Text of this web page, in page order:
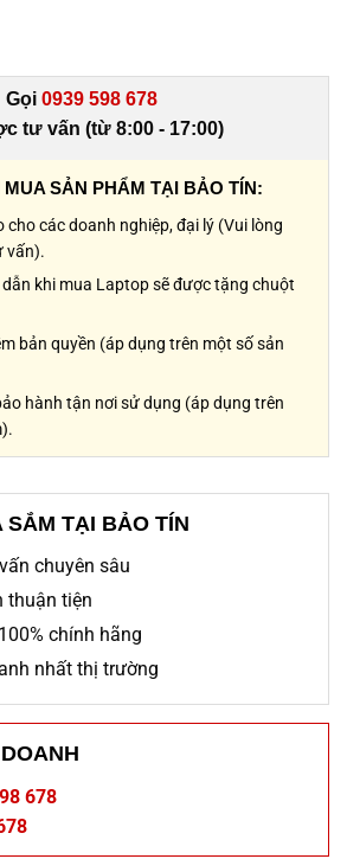
Gọi 0939 598 678
tư vấn (từ 8:00 - 17:00)
SẢN PHẨM TẠI BẢO TÍN:
cho các doanh nghiệp, đại lý (Vui lòng
vấn).
khi mua Laptop sẽ được tặng chuột
bản quyền (áp dụng trên một số sản
hành tận nơi sử dụng (áp dụng trên
SẮM TẠI BẢO TÍN
chuyên sâu
thuận tiện
chính hãng
nhất thị trường
678